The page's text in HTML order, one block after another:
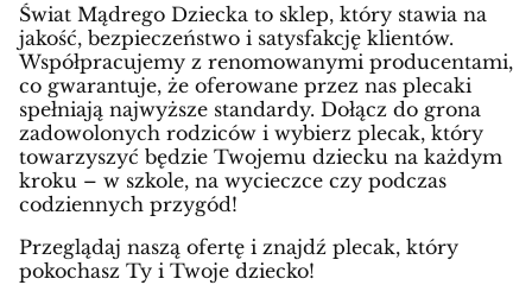
Świat Mądrego Dziecka to sklep, który stawia na
jakość, bezpieczeństwo i satysfakcję klientów.
Współpracujemy z renomowanymi producentami,
co gwarantuje, że oferowane przez nas plecaki
spełniają najwyższe standardy. Dołącz do grona
zadowolonych rodziców i wybierz plecak, który
towarzyszyć będzie Twojemu dziecku na każdym
kroku – w szkole, na wycieczce czy podczas
codziennych przygód!
Przeglądaj naszą ofertę i znajdź plecak, który
pokochasz Ty i Twoje dziecko!